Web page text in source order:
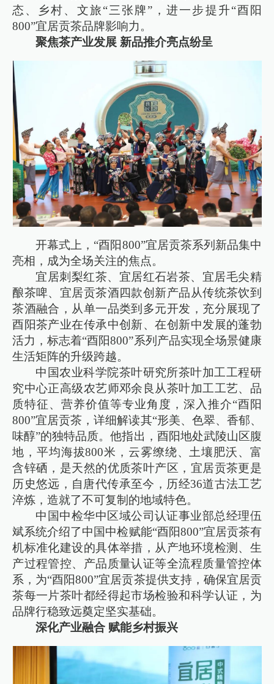
态、乡村、文旅“三张牌”，进一步提升“酉阳
800”宜居贡茶品牌影响力。
聚焦茶产业发展 新品推介亮点纷呈
开幕式上，“酉阳800”宜居贡茶系列新品集中
亮相，成为全场关注的焦点。
宜居刺梨红茶、宜居红石岩茶、宜居毛尖精
酿茶啤、宜居贡茶酒四款创新产品从传统茶饮到
茶酒融合，从单一品类到多元开发，充分展现了
酉阳茶产业在传承中创新、在创新中发展的蓬勃
活力，标志着“酉阳800”系列产品实现全场景健康
生活矩阵的升级跨越。
中国农业科学院茶叶研究所茶叶加工工程研
究中心正高级农艺师邓余良从茶叶加工工艺、品
质特征、营养价值等专业角度，深入推介“酉阳
800”宜居贡茶，详细解读其“形美、色翠、香郁、
味醇”的独特品质。他指出，酉阳地处武陵山区腹
地，平均海拔800米，云雾缭绕、土壤肥沃、富
含锌硒，是天然的优质茶叶产区，宜居贡茶更是
历史悠远，自唐代传承至今，历经36道古法工艺
淬炼，造就了不可复制的地域特色。
中国中检华中区域公司认证事业部总经理伍
斌系统介绍了中国中检赋能“酉阳800”宜居贡茶有
机标准化建设的具体举措，从产地环境检测、生
产过程管控、产品质量认证等全流程质量管控体
系，为“酉阳800”宜居贡茶提供支持，确保宜居贡
茶每一片茶叶都经得起市场检验和科学认证，为
品牌行稳致远奠定坚实基础。
深化产业融合 赋能乡村振兴